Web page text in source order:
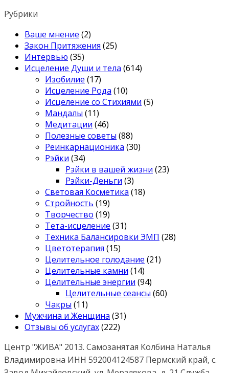
Рубрики
Ваше мнение (2)
Закон Притяжения (25)
Интервью (35)
Исцеление Души и тела (614)
Изобилие (17)
Исцеление Рода (10)
Исцеление со Стихиями (5)
Мандалы (11)
Медитации (46)
Полезные советы (88)
Реинкарнационика (30)
Рэйки (34)
Рэйки в вашей жизни (23)
Рэйки-Деньги (3)
Световая Косметика (18)
Стройность (19)
Творчество (19)
Тета-исцеление (31)
Техника Балансировки ЭМП (28)
Цветотерапия (15)
Целительное голодание (21)
Целительные камни (14)
Целительные энергии (94)
Целительные сеансы (60)
Чакры (11)
Мужчина и Женщина (31)
Отзывы об услугах(222)
Центр "ЖИВА" 2013. Самозанятая Колбина Наталья
Владимировна ИНН 592004124587 Пермский край, с.